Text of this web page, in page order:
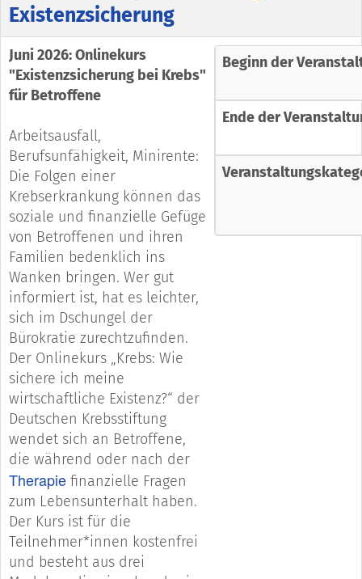
Existenzsicherung
Juni 2026: Onlinekurs
"Existenzsicherung bei Krebs"
für Betroffene
Arbeitsausfall,
Berufsunfähigkeit, Minirente:
Die Folgen einer
Krebserkrankung können das
soziale und finanzielle Gefüge
von Betroffenen und ihren
Familien bedenklich ins
Wanken bringen. Wer gut
informiert ist, hat es leichter,
sich im Dschungel der
Bürokratie zurechtzufinden.
Der Onlinekurs „Krebs: Wie
sichere ich meine
wirtschaftliche Existenz?“ der
Deutschen Krebsstiftung
wendet sich an Betroffene,
die während oder nach der
Therapie finanzielle Fragen
zum Lebensunterhalt haben.
Der Kurs ist für die
Teilnehmer*innen kostenfrei
und besteht aus drei
Beginn der
Ende der